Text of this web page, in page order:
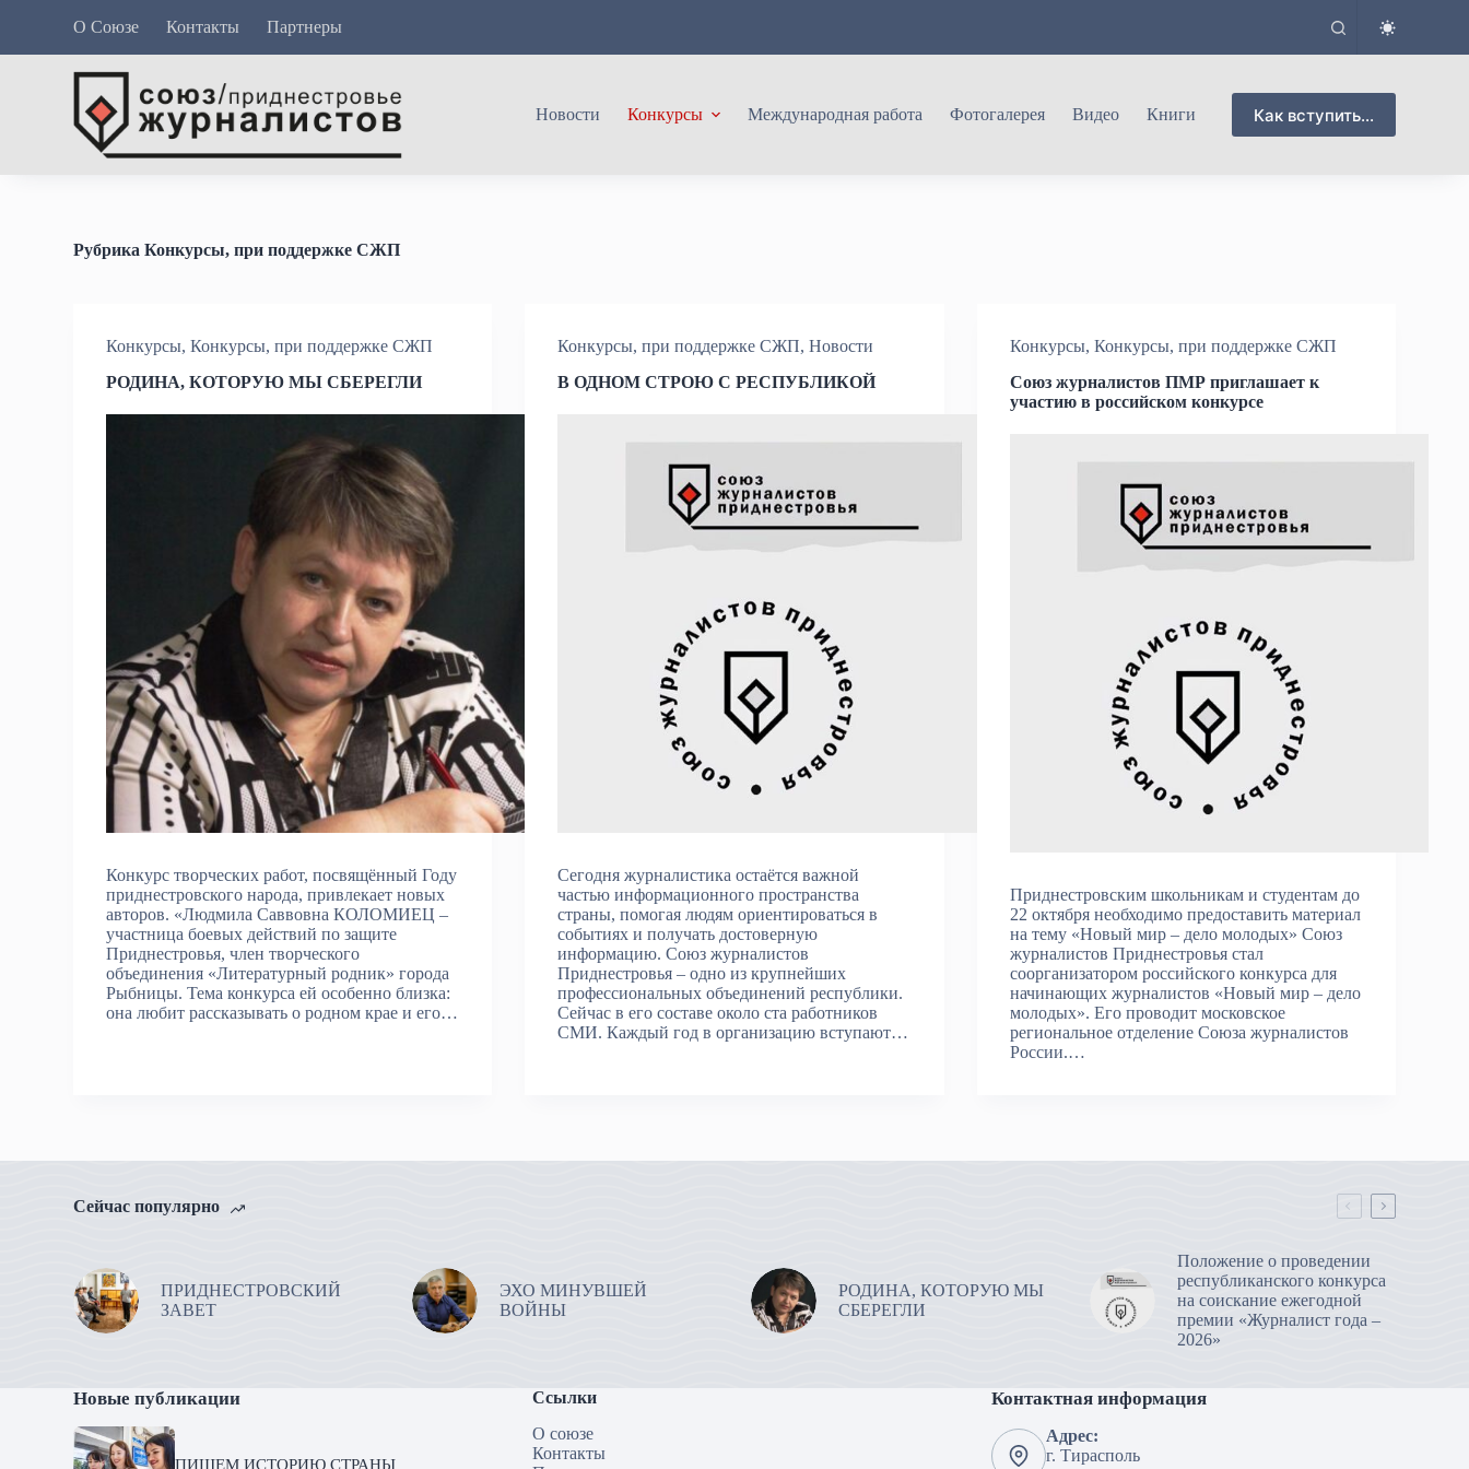
р
О Союзе Контакты Партнеры
Новости Конкурсы Международная работа Фотогалерея Видео Книги Как вступить...
Рубрика Конкурсы, при поддержке СЖП
Конкурсы,Конкурсы, при поддержке СЖП
РОДИНА, КОТОРУЮ МЫ СБЕРЕГЛИ
Конкурс творческих работ, посвящённый Году
приднестровского народа, привлекает новых
авторов. «Людмила Саввовна КОЛОМИЕЦ –
участница боевых действий по защите
Приднестровья, член творческого
объединения «Литературный родник» города
Рыбницы. Тема конкурса ей особенно близка:
она любит рассказывать о родном крае и его…
Конкурсы, при поддержке СЖП,Новости
В ОДНОМ СТРОЮ С РЕСПУБЛИКОЙ
Сегодня журналистика остаётся важной
частью информационного пространства
страны, помогая людям ориентироваться в
событиях и получать достоверную
информацию. Союз журналистов
Приднестровья – одно из крупнейших
профессиональных объединений республики.
Сейчас в его составе около ста работников
СМИ. Каждый год в организацию вступают…
Конкурсы, Конкурсы, при поддержке СЖП
Союз журналистов ПМР приглашает к
участию в российском конкурсе
Приднестровским школьникам и студентам до
22 октября необходимо предоставить материал
на тему «Новый мир – дело молодых» Союз
журналистов Приднестровья стал
соорганизатором российского конкурса для
начинающих журналистов «Новый мир – дело
молодых». Его проводит московское
региональное отделение Союза журналистов
России.…
Сейчас популярно
ПРИДНЕСТРОВСКИЙ
ЗАВЕТ
ЭХО МИНУВШЕЙ
ВОЙНЫ
РОДИНА, КОТОРУЮ МЫ
СБЕРЕГЛИ
Положение о проведении
республиканского конкурса
на соискание ежегодной
премии «Журналист года –
2026»
Новые публикации
ПИШЕМ ИСТОРИЮ СТРАНЫ
Ссылки
О союзе
Контакты
Контактная информация
Адрес:
г. Тирасполь